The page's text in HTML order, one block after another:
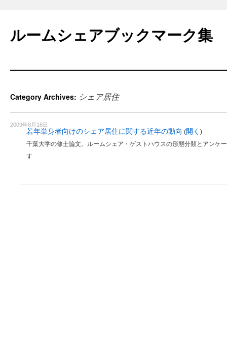
content
ルームシェアブックマーク集
Category Archives: シェア居住
2009年8月16日
若年単身者向けのシェア居住に関する近年の動向 (開く )
千葉大学の修士論文。ルームシェア・ゲストハウスの形態分類とアンケ
す